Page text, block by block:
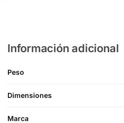
Información adicional
Peso
Dimensiones
Marca